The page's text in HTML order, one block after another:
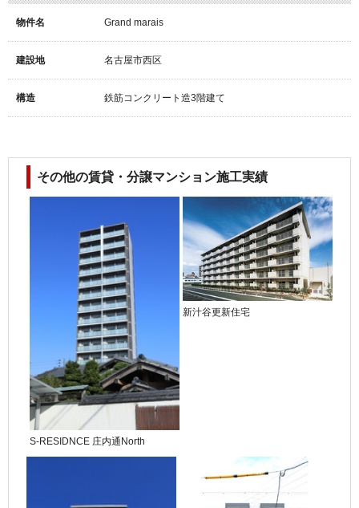
物件名 Grand marais
建設地 名古屋市西区
構造 鉄筋コンクリート造3階建て
その他の賃貸・分譲マンション施工実績
S-RESIDNCE 庄内通North
新汁谷更新住宅